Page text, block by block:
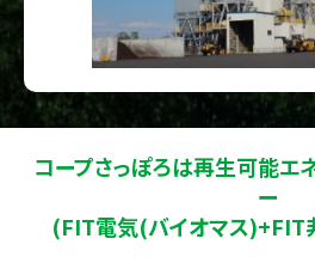
コープさっぽろは再生可能エ
ー
(FIT電気(バイオマス)+FIT